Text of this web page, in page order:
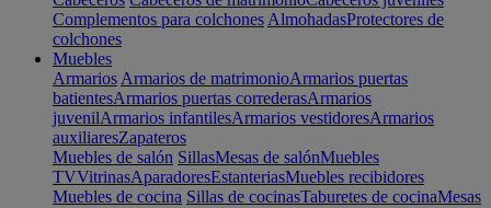
Complementos para colchones AlmohadasProtectores de
colchones
Muebles
Armarios Armarios de matrimonioArmarios puertas
batientesArmarios puertas correderasArmarios
juvenilArmarios infantilesArmarios vestidoresArmarios
auxiliaresZapateros
Muebles de salón SillasMesas de salónMuebles
TVVitrinasAparadoresEstanteriasMuebles recibidores
Muebles de cocina Sillas de cocinasTaburetes de cocinaMesas